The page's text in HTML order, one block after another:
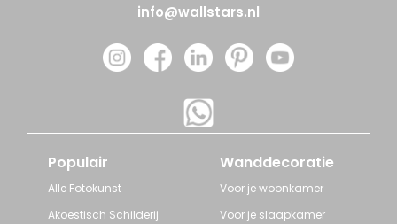
info@wallstars.nl
Populair
Alle Fotokunst
Akoestisch Schilderij
Wanddecoratie
Voor je woonkamer
Voor je slaapkamer